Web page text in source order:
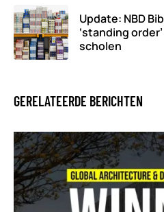
Update: NBD
‘standing
scholen
GERELATEERDE BERICHTEN